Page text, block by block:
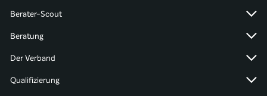
Berater-Scout
Beratung
Der Verband
Qualifizierung